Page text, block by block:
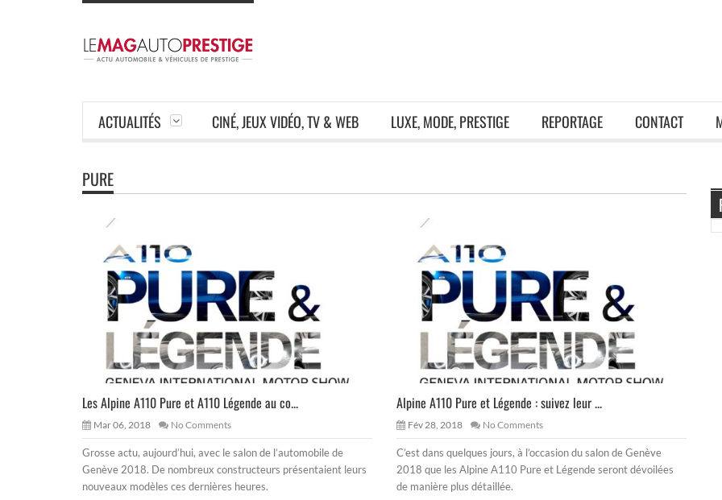
ACTUALITÉS CINÉ, JEUX VIDÉO, TV & WEB LUXE, MODE, PRESTIGE REPORTAGE CONTACT
PURE
Les Alpine A110 Pure et A110 Légende au co...
Mar 06, 2018 No Comments
Grosse actu, aujourd’hui, avec le salon de l’automobile de
Genève 2018. De nombreux constructeurs présentaient leurs
nouveaux modèles ces dernières heures.
Alpine A110 Pure et Légende : suivez leur ...
Fév 28, 2018 No Comments
C’est dans quelques jours, à l’occasion du salon de Genève
2018 que les Alpine A110 Pure et Légende seront dévoilées
de manière plus détaillée.